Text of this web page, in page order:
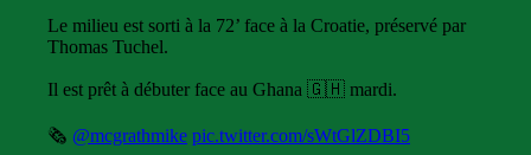
Le milieu est sorti à la 72’ face à la Croatie, préservé par
Thomas Tuchel.
Il est prêt à débuter face au Ghana 🇬🇭 mardi.
🗞️ @mcgrathmike pic.twitter.com/sWtGlZDBI5